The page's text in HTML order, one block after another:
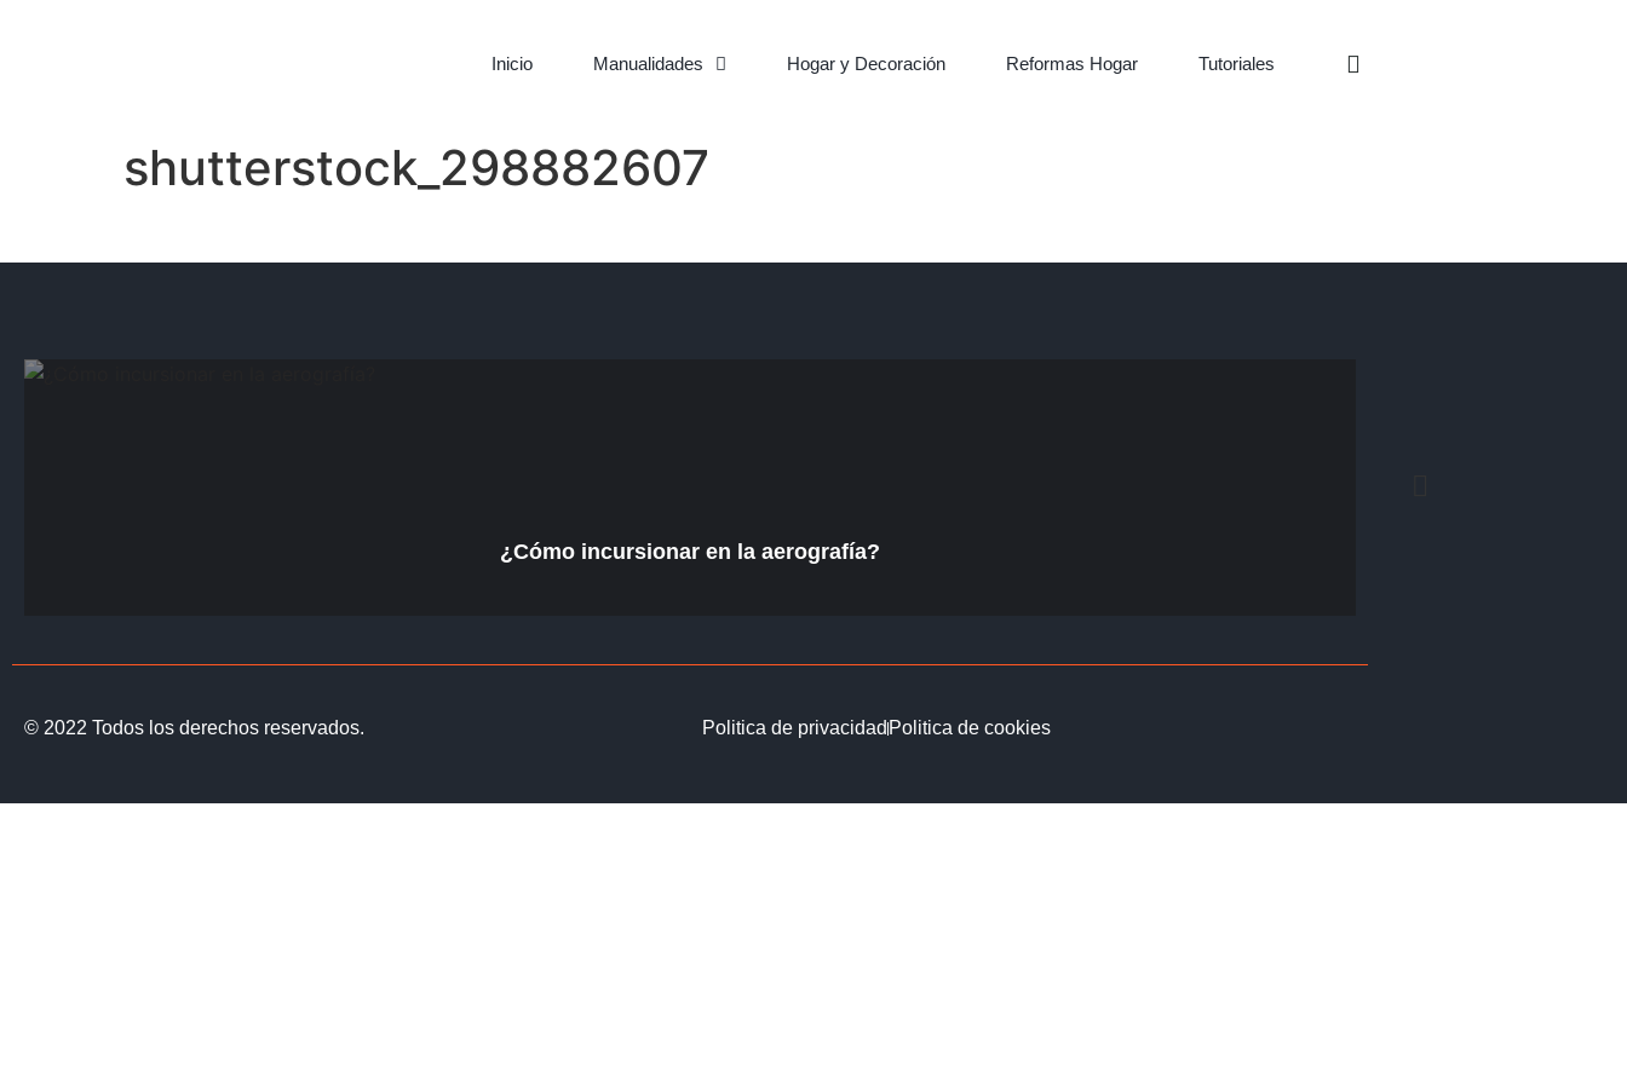
Inicio Manualidades Hogar y Decoración Reformas Hogar Tutoriales
shutterstock_298882607
¿Cómo incursionar en la aerografía?
© 2022 Todos los derechos reservados. Politica de privacidad Politica de cookies